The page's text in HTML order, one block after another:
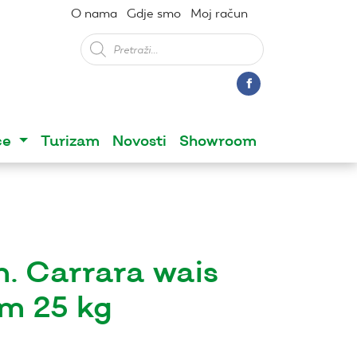
O nama Gdje smo
Moj račun
Products
search
Turizam Novosti Showroom
Carrara wais
25 kg